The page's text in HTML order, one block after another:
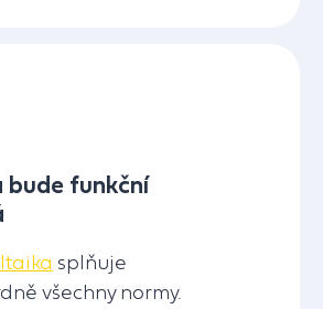
bude funkční
splňuje
všechny normy.